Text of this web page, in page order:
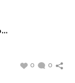
0 0